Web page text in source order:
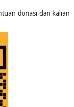
donasi dari kalian